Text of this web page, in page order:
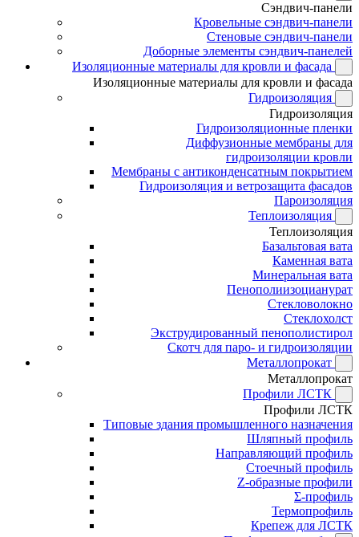
Сэндвич-панели
Кровельные сэндвич-панели
Стеновые сэндвич-панели
Доборные элементы сэндвич-панелей
Изоляционные материалы для кровли и фасада
Изоляционные материалы для кровли и фасада
Гидроизоляция
Гидроизоляция
Гидроизоляционные пленки
Диффузионные мембраны для
гидроизоляции кровли
Мембраны с антиконденсатным покрытием
Гидроизоляция и ветрозащита фасадов
Пароизоляция
Теплоизоляция
Теплоизоляция
Базальтовая вата
Каменная вата
Минеральная вата
Пенополиизоцианурат
Стекловолокно
Стеклохолст
Экструдированный пенополистирол
Скотч для паро- и гидроизоляции
Металлопрокат
Металлопрокат
Профили ЛСТК
Профили ЛСТК
Типовые здания промышленного назначения
Шляпный профиль
Направляющий профиль
Стоечный профиль
Z-образные профили
Σ-профиль
Термопрофиль
Крепеж для ЛСТК